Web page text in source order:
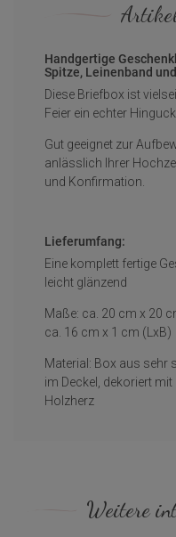
Handgertige
Spitze, Leinenband
Diese Briefbox ist
Feier ein echter
Gut geeignet zur
anlässlich Ihrer
und Konfirmation.
Lieferumfang:
Eine komplett fertige
leicht glänzend
Maße: ca. 20 cm x 20
ca. 16 cm x 1 cm (LxB)
Material: Box aus sehr
im Deckel, dekoriert
Holzherz
Weitere